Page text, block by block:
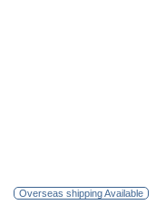
Overseas shipping Available